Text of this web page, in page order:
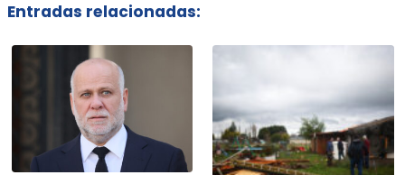
Entradas relacionadas: